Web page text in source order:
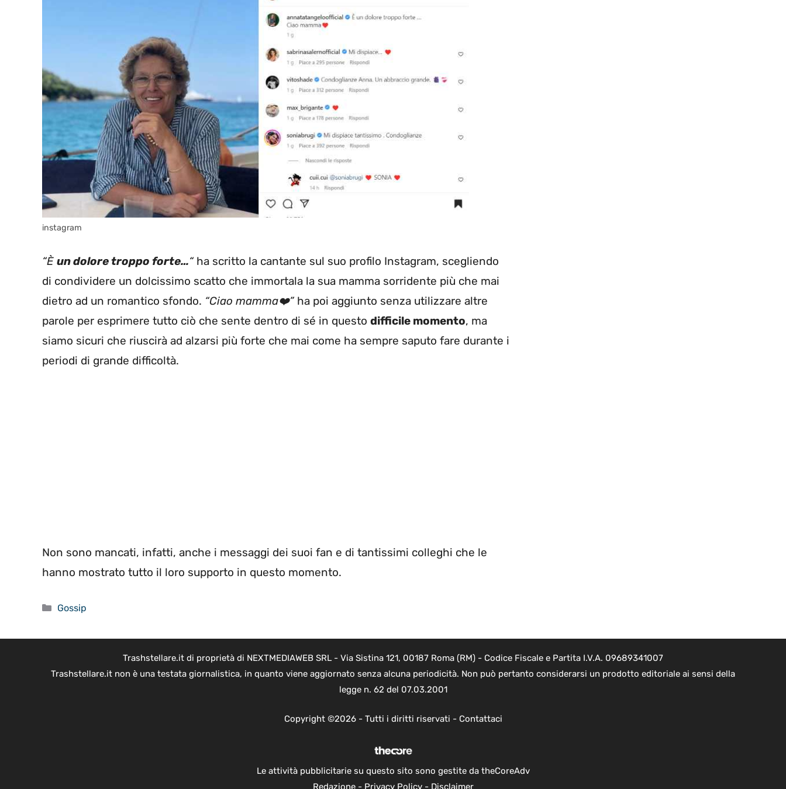
instagram
“È un dolore troppo forte…“ ha scritto la cantante sul suo profilo Instagram, scegliendo
di condividere un dolcissimo scatto che immortala la sua mamma sorridente più che mai
dietro ad un romantico sfondo. “Ciao mamma❤️”ha poi aggiunto senza utilizzare altre
parole per esprimere tutto ciò che sente dentro di sé in questo difficile momento, ma
siamo sicuri che riuscirà ad alzarsi più forte che mai come ha sempre saputo fare durante i
periodi di grande difficoltà.
Non sono mancati, infatti, anche i messaggi dei suoi fan e di tantissimi colleghi che le
hanno mostrato tutto il loro supporto in questo momento.
Categorie
Gossip
Trashstellare.it di proprietà di NEXTMEDIAWEB SRL - Via Sistina 121, 00187 Roma (RM) - Codice Fiscale e Partita I.V.A. 09689341007
Trashstellare.it non è una testata giornalistica, in quanto viene aggiornato senza alcuna periodicità. Non può pertanto considerarsi un prodotto editoriale ai sensi della
legge n. 62 del 07.03.2001
Copyright ©2026 - Tutti i diritti riservati - Contattaci
Le attività pubblicitarie su questo sito sono gestite da theCoreAdv
Redazione- Privacy Policy- Disclaimer